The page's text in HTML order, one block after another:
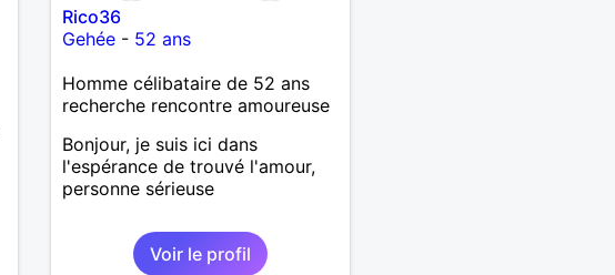
Rico36
Gehée - 52 ans
Homme célibataire de 52 ans
recherche rencontre amoureuse
Bonjour, je suis ici dans
l'espérance de trouvé l'amour,
personne sérieuse
Voir le profil